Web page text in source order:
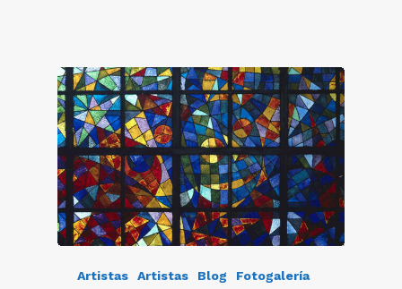
Artistas Artistas Blog
Fotogalería